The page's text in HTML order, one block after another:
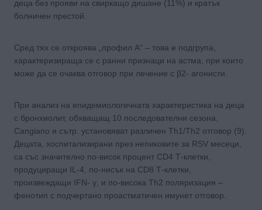
деца без прояви на свиркащо дишане (11%) и кратък
болничен престой.
Сред тях се откроява „профил А“ – това е подгрупа,
характеризираща се с ранни признаци на астма, при които
може да се очаква отговор при лечение с β2- агонисти.
При анализ на епидемиологичната характеристика на деца
с бронхиолит, обхващащ 10 последователни сезона,
Cangiano и сътр. установяват различен Th1/Th2 отговор (9).
Децата, хоспитализирани през непиковите за RSV месеци,
са със значително по-висок процент CD4 Т-клетки,
продуциращи IL-4, по-нисък на CD8 Т-клетки,
произвеждащи IFN- γ, и по-висока Th2 поляризация –
фенотип с подчертано проастматичен имунет отговор.